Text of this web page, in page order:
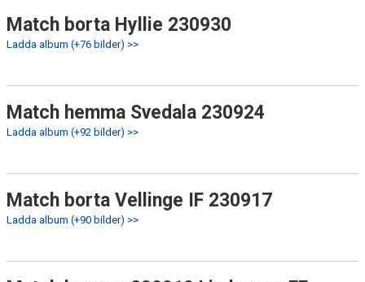
Match borta Hyllie 230930
Ladda album (+76 bilder) >>
Match hemma Svedala 230924
Ladda album (+92 bilder) >>
Match borta Vellinge IF 230917
Ladda album (+90 bilder) >>